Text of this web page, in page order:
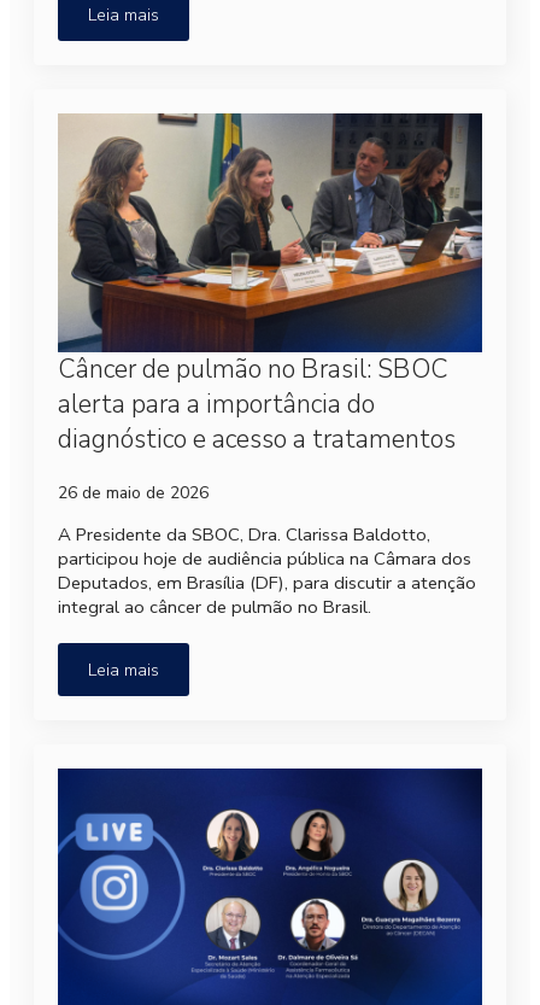
Leia mais
Câncer de pulmão no Brasil: SBOC
alerta para a importância do
diagnóstico e acesso a tratamentos
26 de maio de 2026
A Presidente da SBOC, Dra. Clarissa Baldotto,
participou hoje de audiência pública na Câmara dos
Deputados, em Brasília (DF), para discutir a atenção
integral ao câncer de pulmão no Brasil.
Leia mais